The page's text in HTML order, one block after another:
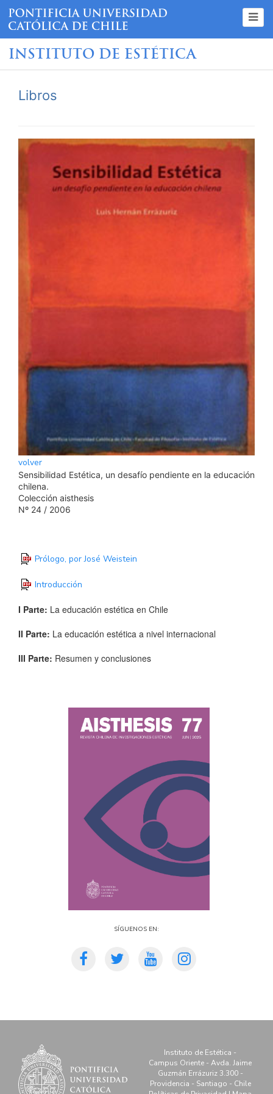
INSTITUTO DE ESTÉTICA
Libros
volver
Sensibilidad Estética, un desafío pendiente en la educación
chilena.
Colección aisthesis
Nº 24 / 2006
Prólogo, por José Weistein
Introducción
I Parte: La educación estética en Chile
II Parte: La educación estética a nivel internacional
III Parte: Resumen y conclusiones
Síguenos en:
Instituto de Estética -
Campus Oriente - Avda. Jaime
Guzmán Errázuriz 3.300 -
Providencia - Santiago - Chile